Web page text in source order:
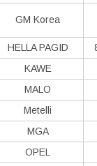
GM Korea
HELLA PAGID
KAWE
MALO
Metelli
MGA
OPEL